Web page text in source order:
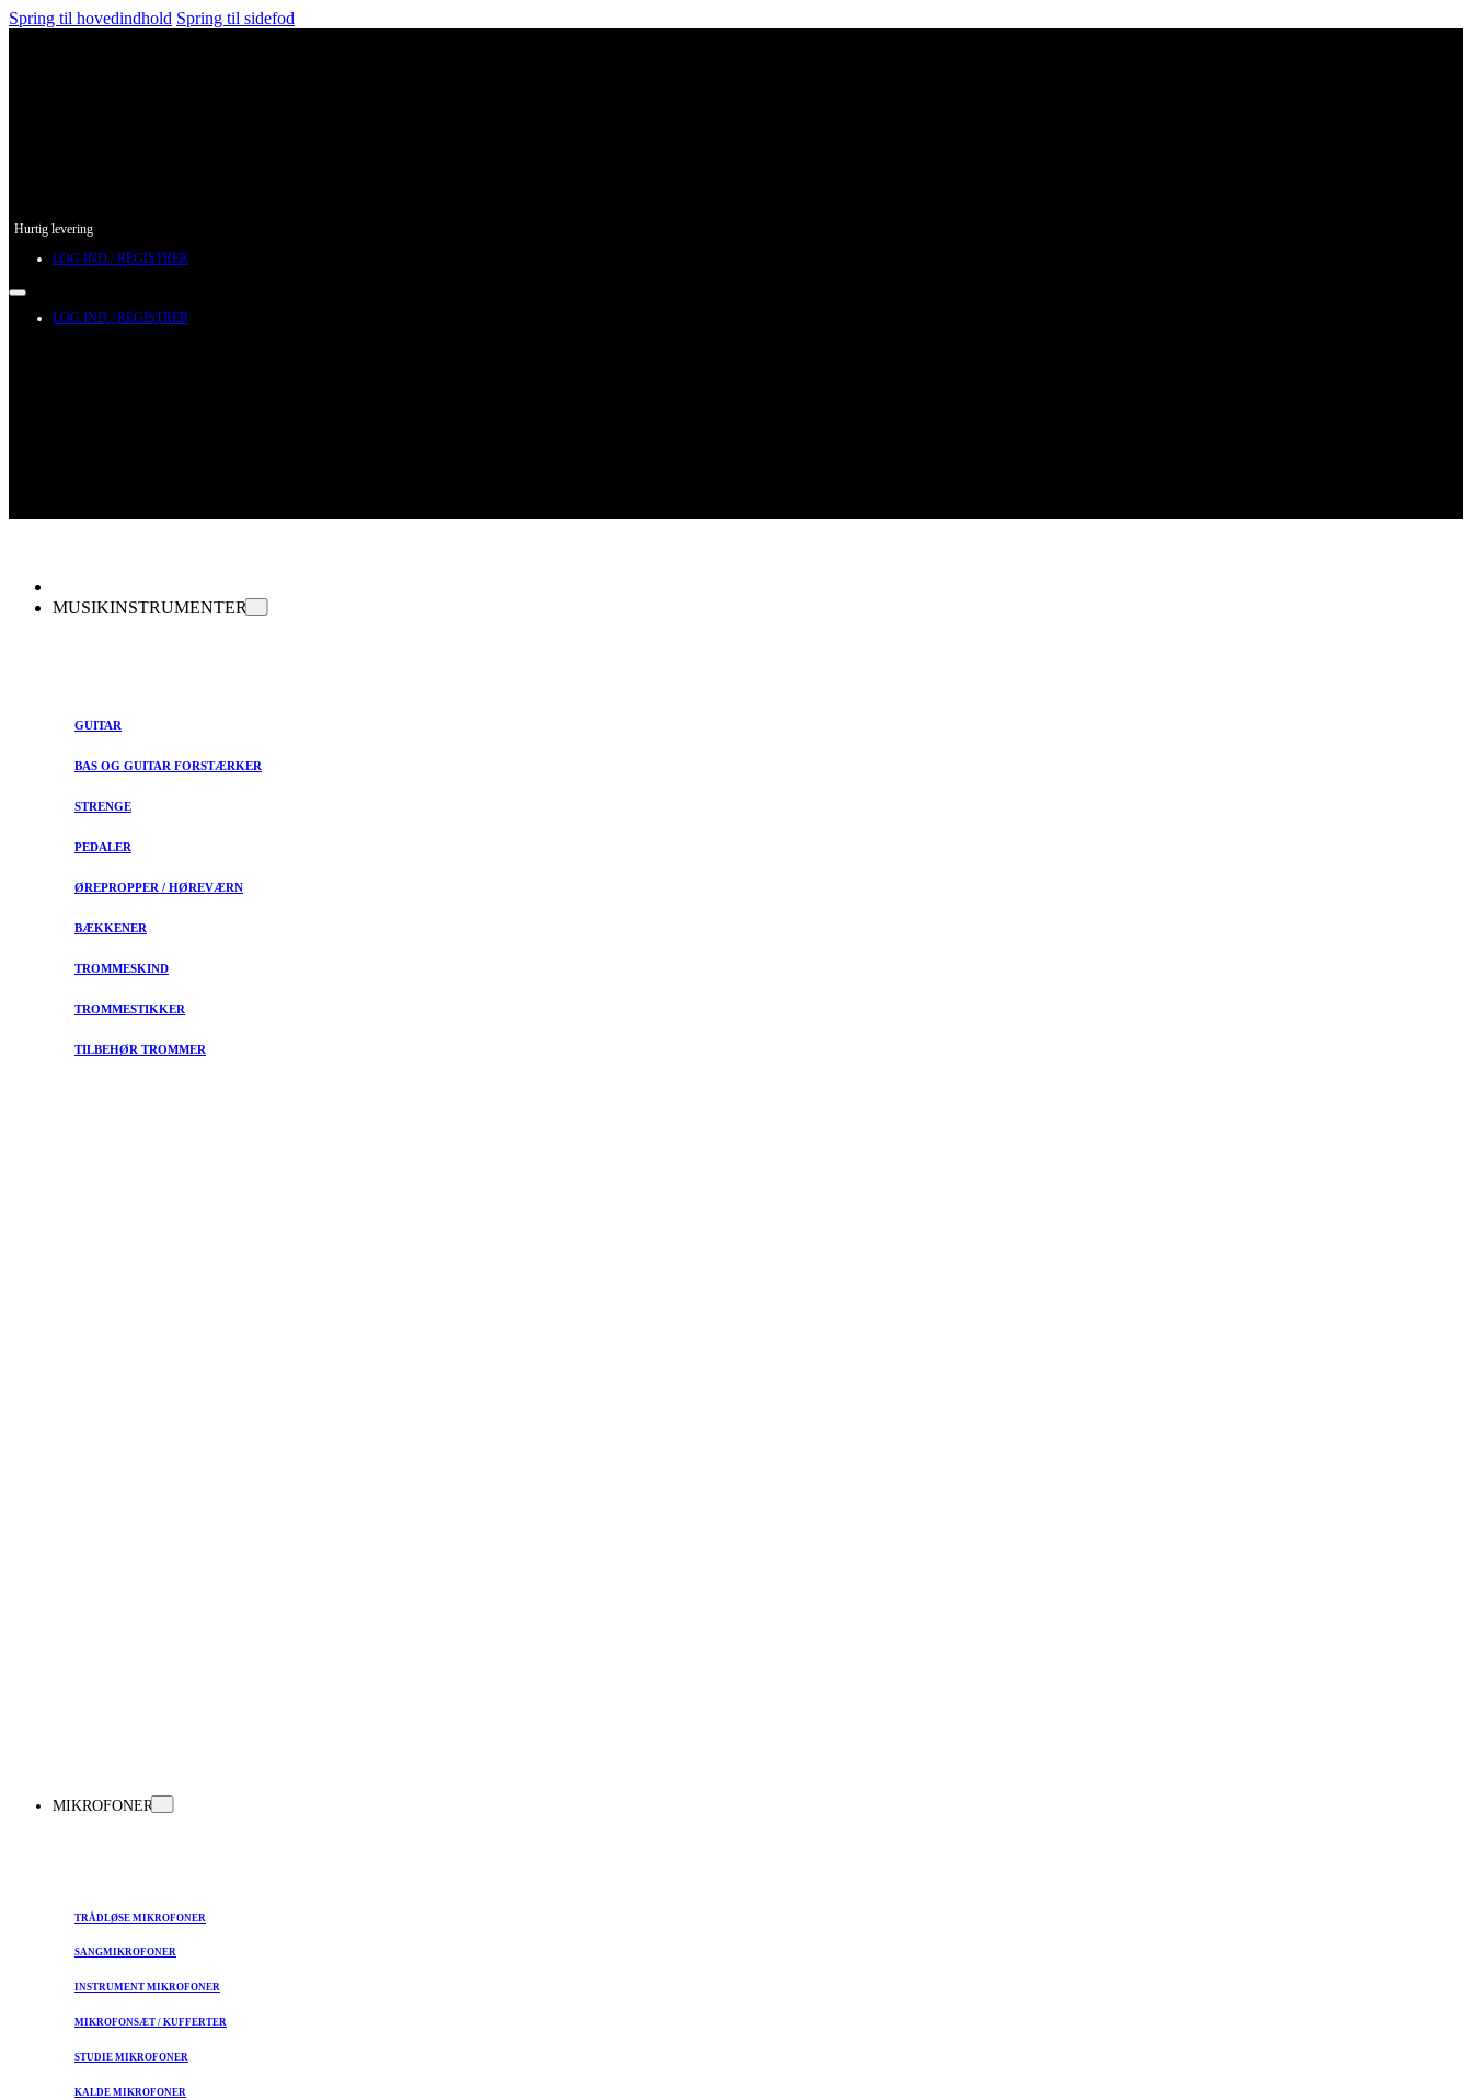
Spring til hovedindhold Spring til sidefod
Hurtig levering
LOG IND / REGISTRER
LOG IND / REGISTRER
MUSIKINSTRUMENTER
GUITAR
BAS OG GUITAR FORSTÆRKER
STRENGE
PEDALER
ØREPROPPER / HØREVÆRN
BÆKKENER
TROMMESKIND
TROMMESTIKKER
TILBEHØR TROMMER
MIKROFONER
TRÅDLØSE MIKROFONER
SANGMIKROFONER
INSTRUMENT MIKROFONER
MIKROFONSÆT / KUFFERTER
STUDIE MIKROFONER
KALDE MIKROFONER